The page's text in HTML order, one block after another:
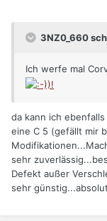
3NZ0_660
Ich werfe mal
da kann ich
eine C 5 (gefällt mir
sehr
Defekt außer
sehr